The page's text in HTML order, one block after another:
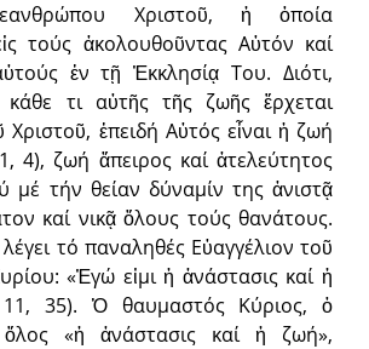
Χριστοῦ, ἡ ὁποία
τούς ἀκολουθοῦντας Αὐτόν καί
ἐν τῇ Ἐκκλησίᾳ Του. Διότι,
τι αὐτῆς τῆς ζωῆς ἔρχεται
Χριστοῦ, ἐπειδή Αὐτός εἶναι ἡ ζωή
4), ζωή ἄπειρος καί ἀτελεύτητος
μέ τήν θείαν δύναμίν της ἀνιστᾷ
καί νικᾷ ὅλους τούς θανάτους.
τό παναληθές Εὐαγγέλιον τοῦ
«Ἐγώ εἰμι ἡ ἀνάστασις καί ἡ
35). Ὁ θαυμαστός Κύριος, ὁ
ὅλος «ἡ ἀνάστασις καί ἡ ζωή»,